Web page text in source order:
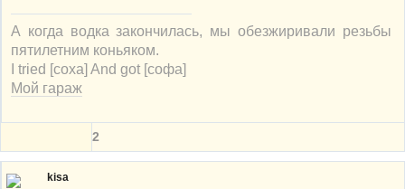
А когда водка закончилась, мы обезжиривали резьбы
пятилетним коньяком.
I tried [соха] And got [софа]
Мой гараж
2
kisa